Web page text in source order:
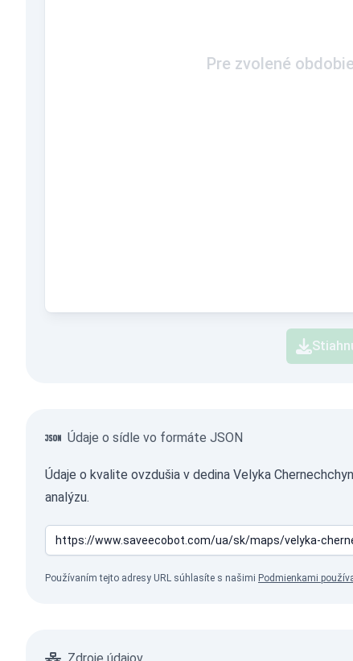
Pre zvolené
Údaje o sídle vo formáte JSON
Údaje o kvalite ovzdušia v dedina Velyka
analýzu.
Používaním tejto adresy URL súhlasíte s našimi Podmienkami